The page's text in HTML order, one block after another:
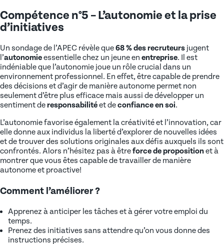
Compétence n°5 – L’autonomie et la prise
d’initiatives
Un sondage de l’APEC révèle que68 % des recruteurs jugent
l’autonomieessentielle chez un jeune en entreprise. Il est
indéniable que l’autonomie joue un rôle crucial dans un
environnement professionnel. En effet, être capable de prendre
des décisions et d’agir de manière autonome permet non
seulement d’être plus efficace mais aussi de développer un
sentiment deresponsabilitéet deconfiance en soi.
L’autonomie favorise également la créativité et l’innovation, car
elle donne aux individus la liberté d’explorer de nouvelles idées
et de trouver des solutions originales aux défis auxquels ils sont
confrontés. Alors n’hésitez pas à êtreforce de propositionet à
montrer que vous êtes capable de travailler de manière
autonome et proactive!
Comment l’améliorer ?
Apprenez à anticiper les tâches et à gérer votre emploi du
temps.
Prenez des initiatives sans attendre qu’on vous donne des
instructions précises.